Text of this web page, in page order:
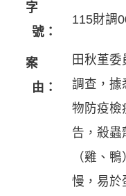
字
號：
115財調
案
由：
田秋堇
調查，據
物防疫檢
告，殺蟲
（雞、
慢，易於